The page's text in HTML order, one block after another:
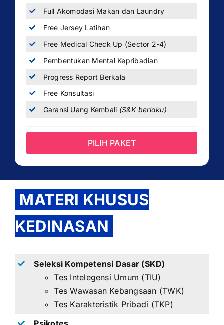
Full Akomodasi Makan dan Laundry
Free Jersey Latihan
Free Medical Check Up (Sector 2-4)
Pembentukan Mental Kepribadian
Progress Report Berkala
Free Konsultasi
Garansi Uang Kembali (S&K berlaku)
PILIH PAKET
MATERI KHUSUS
KEDINASAN
Seleksi Kompetensi Dasar (SKD)
Tes Intelegensi Umum (TIU)
Tes Wawasan Kebangsaan (TWK)
Tes Karakteristik Pribadi (TKP)
Psikotes